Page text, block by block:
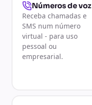
Números de voz
Receba chamadas e
SMS num número
virtual - para uso
pessoal ou
empresarial.